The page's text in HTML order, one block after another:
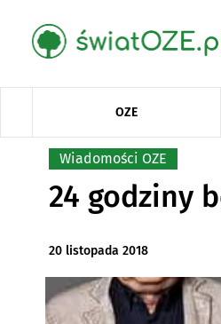
OZE
Wiadomości OZE
24 godziny
20 listopada 2018